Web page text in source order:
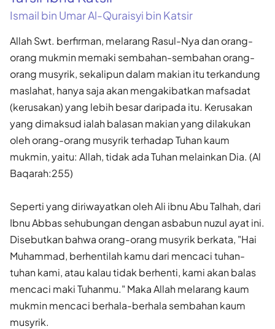
Ismail bin Umar Al-Quraisyi bin Katsir
Allah Swt. berfirman, melarang Rasul-Nya dan orang-
orang mukmin memaki sembahan-sembahan orang-
orang musyrik, sekalipun dalam makian itu terkandung
maslahat, hanya saja akan mengakibatkan mafsadat
(kerusakan) yang lebih besar daripada itu. Kerusakan
yang dimaksud ialah balasan makian yang dilakukan
oleh orang-orang musyrik terhadap Tuhan kaum
mukmin, yaitu: Allah, tidak ada Tuhan melainkan Dia. (Al
Baqarah:255)
Seperti yang diriwayatkan oleh Ali ibnu Abu Talhah, dari
Ibnu Abbas sehubungan dengan asbabun nuzul ayat ini.
Disebutkan bahwa orang-orang musyrik berkata, "Hai
Muhammad, berhentilah kamu dari mencaci tuhan-
tuhan kami, atau kalau tidak berhenti, kami akan balas
mencaci maki Tuhanmu." Maka Allah melarang kaum
mukmin mencaci berhala-berhala sembahan kaum
musyrik.